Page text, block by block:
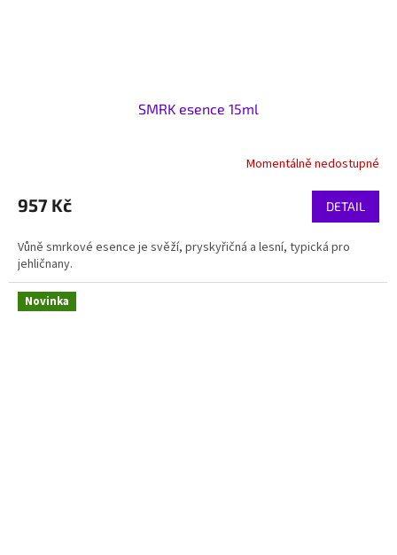
SMRK esence 15ml
Momentálně nedostupné
957 Kč DETAIL
Vůně smrkové esence je svěží, pryskyřičná a lesní, typická pro
jehličnany.
Novinka